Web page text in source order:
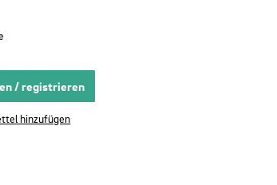
/ registrieren
hinzufügen